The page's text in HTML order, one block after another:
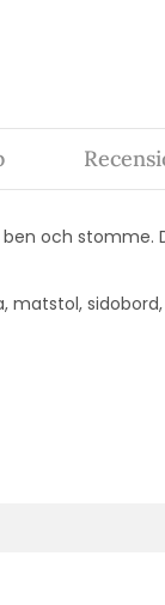
och stomme.
matstol, sidobord,